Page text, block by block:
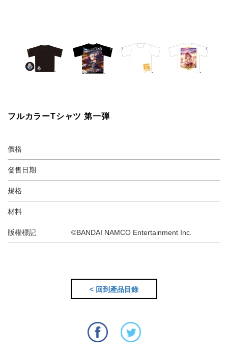
フルカラーTシャツ 第一弾
價格
發售日期
規格
材料
版權標記 ©BANDAI NAMCO Entertainment Inc.
< 回到產品目錄